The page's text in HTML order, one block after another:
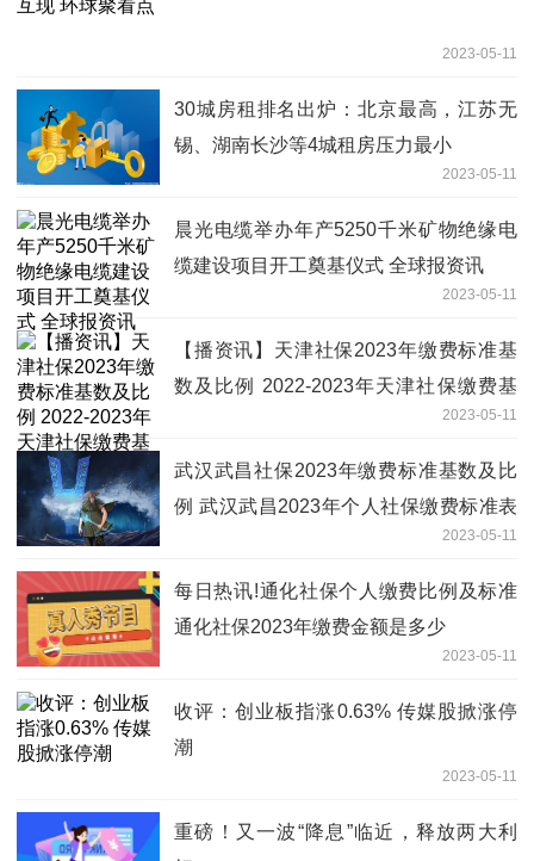
2023-05-11
30城房租排名出炉：北京最高，江苏无
锡、湖南长沙等4城租房压力最小
2023-05-11
晨光电缆举办年产5250千米矿物绝缘电
缆建设项目开工奠基仪式 全球报资讯
2023-05-11
【播资讯】天津社保2023年缴费标准基
数及比例 2022-2023年天津社保缴费基
2023-05-11
武汉武昌社保2023年缴费标准基数及比
例 武汉武昌2023年个人社保缴费标准表
2023-05-11
每日热讯!通化社保个人缴费比例及标准
通化社保2023年缴费金额是多少
2023-05-11
收评：创业板指涨0.63% 传媒股掀涨停
潮
2023-05-11
重磅！又一波“降息”临近，释放两大利